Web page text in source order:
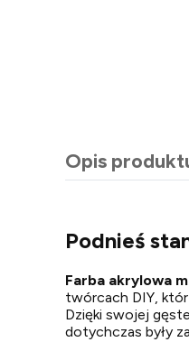
Opis
Podnieś
Farba akrylowa
twórcach DIY,
Dzięki swojej
dotychczas były